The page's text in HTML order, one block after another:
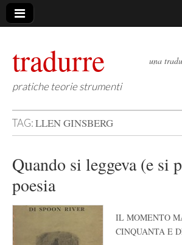
tradurre
pratiche teorie strumenti
una
TAG:LLEN GINSBERG
Quando si leggeva (e si
poesia
IL MOMENTO
CINQUANTA E